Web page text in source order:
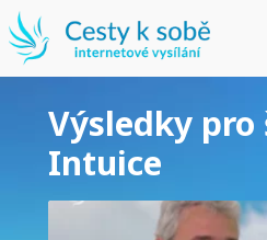
Výsledky
Intuice